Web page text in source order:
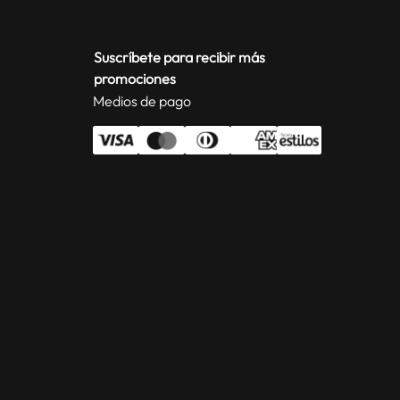
Suscríbete para recibir más
promociones
Medios de pago